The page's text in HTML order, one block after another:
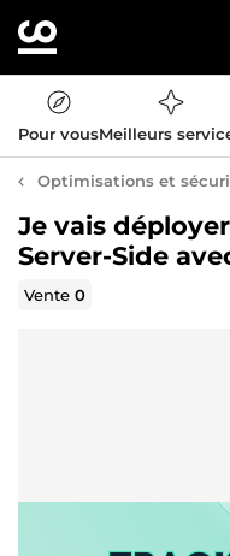
Pour vousMeilleurs
Optimisations et
Je vais
Server-Side
Vente0